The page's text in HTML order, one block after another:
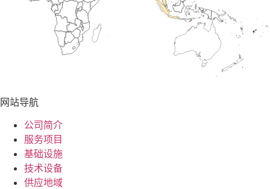
网站导航
公司简介
服务项目
基础设施
技术设备
供应地域